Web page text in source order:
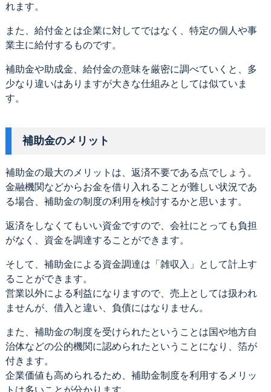
れます。
また、給付金とは企業に対してではなく、特定の個人や事
業主に給付するものです。
補助金や助成金、給付金の意味を厳密に調べていくと、多
少なり違いはありますが大きな仕組みとしては似ていま
す。
補助金のメリット
補助金の最大のメリットは、返済不要である点でしょう。
金融機関などからお金を借り入れることが難しい状況であ
る場合、補助金の制度の利用を検討するかと思います。
返済をしなくてもいい資金ですので、会社にとっても負担
がなく、資金を調達することができます。
そして、補助金による資金調達は「雑収入」として計上す
ることができます。
営業以外による利益になりますので、売上としては扱われ
ませんが、借入と違い、負債にはなりません。
また、補助金の制度を受けられたということは国や地方自
治体などの公的機関に認められたということになり、箔が
付きます。
企業価値も高められるため、補助金制度を利用するメリッ
トは多いことが分かります。